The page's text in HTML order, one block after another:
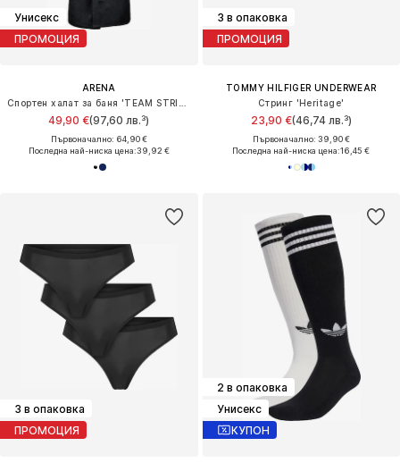
Унисекс
ПРОМОЦИЯ
ARENA
49,90 €(97,60 лв.³)
Първоначално: 64,90 €
Последна най-ниска цена:39,92 €
3 в опаковка
ПРОМОЦИЯ
TOMMY HILFIGER UNDERWEAR
Стринг 'Heritage'
23,90 €(46,74 лв.³)
Първоначално: 39,90 €
Последна най-ниска цена:16,45 €
3 в опаковка
ПРОМОЦИЯ
2 в опаковка
Унисекс
КУПОН